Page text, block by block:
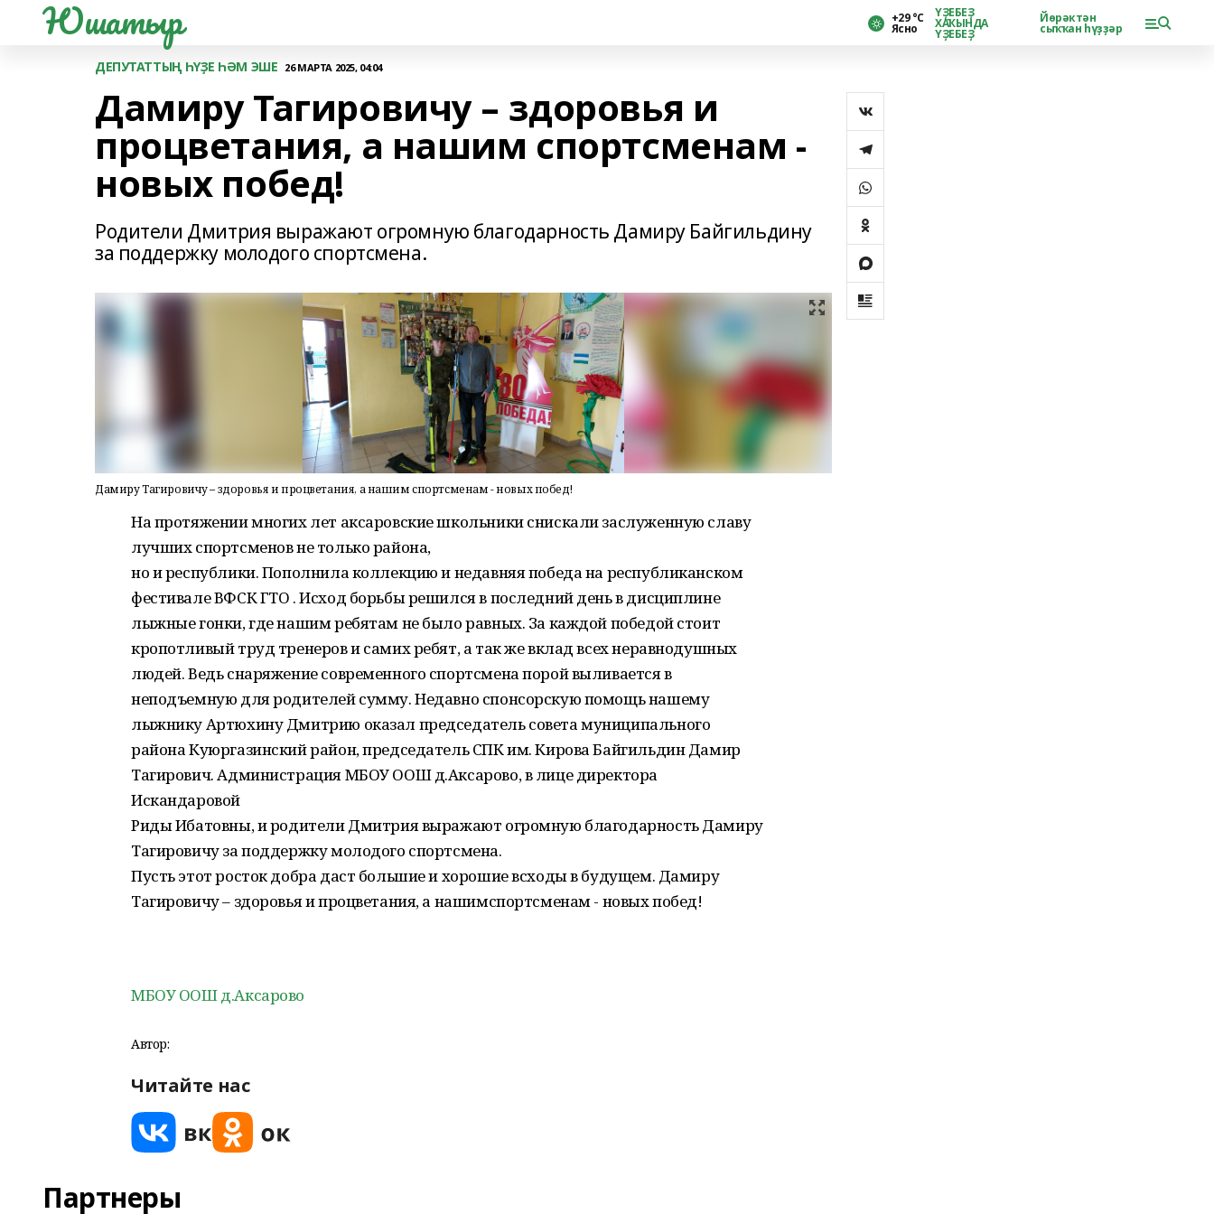
Юшатыр +29 °С
Ясно
ҮҘЕБЕҘ
ХАҠЫНДА
ҮҘЕБЕҘ
Йөрәктән
сыҡҡан һүҙҙәр
ДЕПУТАТТЫҢ ҺҮҘЕ ҺӘМ ЭШЕ 26 МАРТА 2025, 04:04
Дамиру Тагировичу – здоровья и
процветания, а нашим спортсменам -
новых побед!
Родители Дмитрия выражают огромную благодарность Дамиру Байгильдину
за поддержку молодого спортсмена.
Дамиру Тагировичу – здоровья и процветания, а нашим спортсменам - новых побед!
На протяжении многих лет аксаровские школьники снискали заслуженную славу
лучших спортсменов не только района,
но и республики. Пополнила коллекцию и недавняя победа на республиканском
фестивале ВФСК ГТО . Исход борьбы решился в последний день в дисциплине
лыжные гонки, где нашим ребятам не было равных. За каждой победой стоит
кропотливый труд тренеров и самих ребят, а так же вклад всех неравнодушных
людей. Ведь снаряжение современного спортсмена порой выливается в
неподъемную для родителей сумму. Недавно спонсорскую помощь нашему
лыжнику Артюхину Дмитрию оказал председатель совета муниципального
района Куюргазинский район, председатель СПК им. Кирова Байгильдин Дамир
Тагирович. Администрация МБОУ ООШ д.Аксарово, в лице директора
Искандаровой
Риды Ибатовны, и родители Дмитрия выражают огромную благодарность Дамиру
Тагировичу за поддержку молодого спортсмена.
Пусть этот росток добра даст большие и хорошие всходы в будущем. Дамиру
Тагировичу – здоровья и процветания, а нашимспортсменам - новых побед!
МБОУ ООШ д.Аксарово
Автор:
Читайте нас
Партнеры